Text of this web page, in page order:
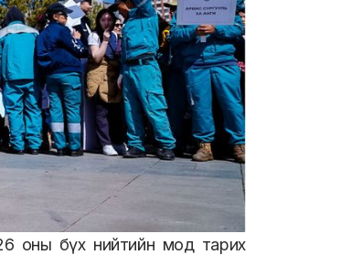
оны бүх нийтийн мод тарих